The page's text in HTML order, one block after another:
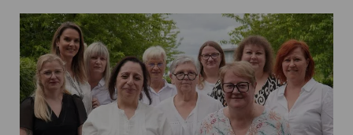
Rencontrer nos équipes ">